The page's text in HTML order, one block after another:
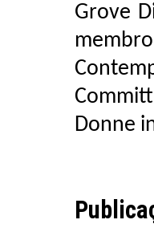
Grove
Donne